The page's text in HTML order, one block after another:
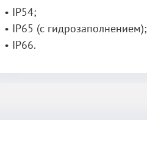
• IP54;
• IP65 (с гидрозаполнением);
• IP66.